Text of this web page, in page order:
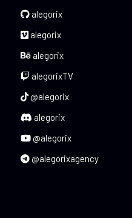
alegorix
alegorix
alegorix
alegorixTV
@alegorix
alegorix
@alegorix
@alegorixagency